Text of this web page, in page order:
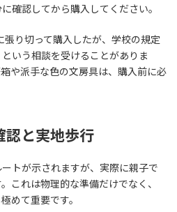
確認してから購入してください。
り切って購入したが、学校の規定
いう相談を受けることがありま
や派手な色の文房具は、購入前に必
認と実地歩行
トが示されますが、実際に親子で
これは物理的な準備だけでなく、
めて重要です。